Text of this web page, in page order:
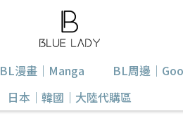
BL漫畫｜Manga BL周邊｜
日本｜韓國｜大陸代購區